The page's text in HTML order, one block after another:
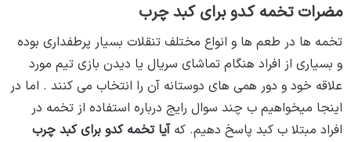
مضرات تخمه کدو برای کبد چرب
تخمه ها در طعم ها و انواع مختلف تنقلات بسیار پرطفداری بوده
و بسیاری از افراد هنگام تماشای سریال یا دیدن بازی تیم مورد
علاقه خود و دور همی های دوستانه آن را انتخاب می کنند . اما در
اینجا میخواهیم ب چند سوال رایج درباره استفاده از تخمه در
افراد مبتلا ب کبد پاسخ دهیم. کهآیا تخمه کدو برای کبد چرب